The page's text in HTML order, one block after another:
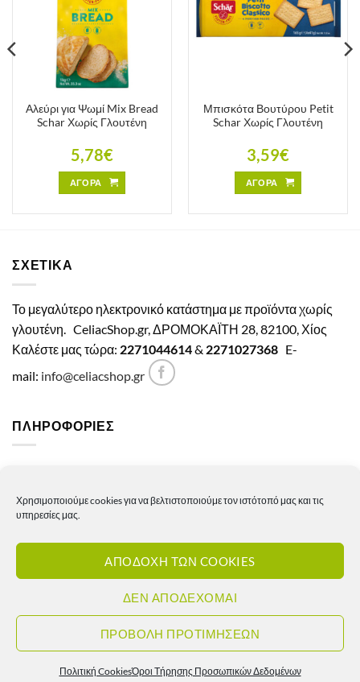
Χρησιμοποιούμε cookies για να βελτιστοποιούμε τον ιστότοπό μας και τις
υπηρεσίες μας.
ΑΠΟΔΟΧΗ ΤΩΝ COOKIES
ΔΕΝ ΑΠΟΔΕΧΟΜΑΙ
ΠΡΟΒΟΛΗ ΠΡΟΤΙΜΗΣΕΩΝ
Πολιτική CookiesΌροι Τήρησης Προσωπικών Δεδομένων
Αλεύρι για Ψωμί Mix Bread
Schar Χωρίς Γλουτένη
5,78€
ΑΓΟΡΑ
Μπισκότα Βουτύρου Petit
Schar Χωρίς Γλουτένη
3,59€
ΑΓΟΡΑ
ΣΧΕΤΙΚΑ
Το μεγαλύτερο ηλεκτρονικό κατάστημα με προϊόντα χωρίς
γλουτένη. CeliacShop.gr, ΔΡΟΜΟΚΑΪΤΗ 28, 82100, Χίος
Καλέστε μας τώρα: 2271044614& 2271027368 E-
mail: info@celiacshop.gr
ΠΛΗΡΟΦΟΡΙΕΣ
Πολιτική Απορρήτου
Πολιτική επιστροφών – ακυρώσεων
Πολιτική αποστολών
Copyright 2026 ©Celiacshop.gr